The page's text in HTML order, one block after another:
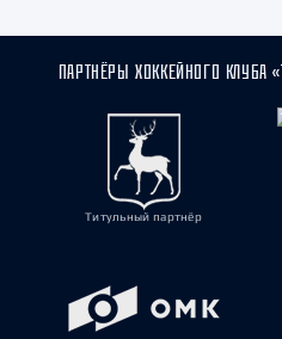
ПАРТНЁРЫ ХОККЕЙНОГО КЛУБА
Титульный партнёр